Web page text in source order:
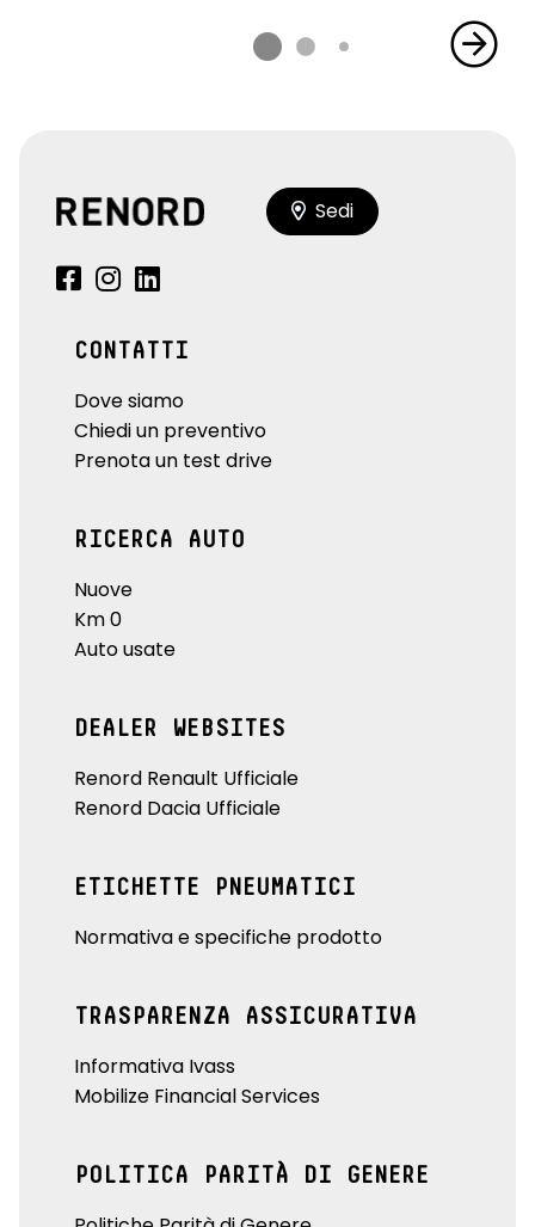
Sedi
CONTATTI
Dove siamo
Chiedi un preventivo
Prenota un test drive
RICERCA AUTO
Nuove
Km 0
Auto usate
DEALER WEBSITES
Renord Renault Ufficiale
Renord Dacia Ufficiale
ETICHETTE PNEUMATICI
Normativa e specifiche prodotto
TRASPARENZA ASSICURATIVA
Informativa Ivass
Mobilize Financial Services
POLITICA PARITÀ DI GENERE